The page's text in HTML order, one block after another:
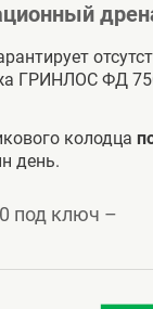
ГРИНЛОС ФД
колодца
день.
под ключ –